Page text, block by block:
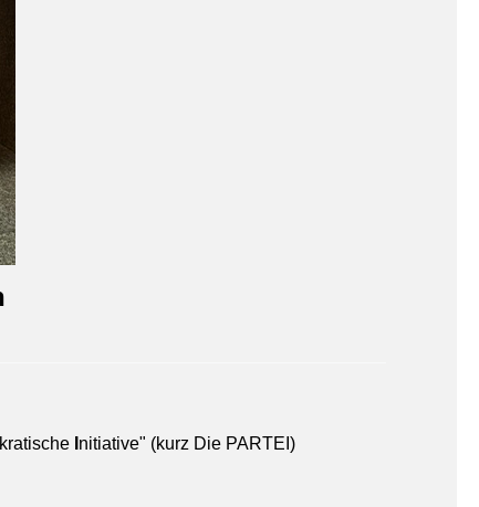
nitiative" (kurz Die PARTEI)